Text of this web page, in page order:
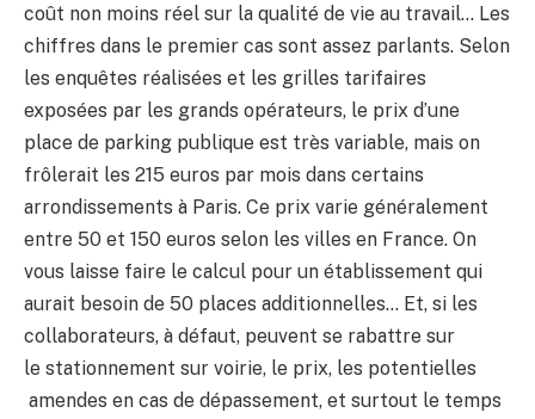
coût non moins réel sur la qualité de vie au travail… Les
chiffres dans le premier cas sont assez parlants. Selon
les enquêtes réalisées et les grilles tarifaires
exposées par les grands opérateurs, le prix d’une
place de parking publique est très variable, mais on
frôlerait les 215 euros par mois dans certains
arrondissements à Paris. Ce prix varie généralement
entre 50 et 150 euros selon les villes en France. On
vous laisse faire le calcul pour un établissement qui
aurait besoin de 50 places additionnelles… Et, si les
collaborateurs, à défaut, peuvent se rabattre sur
le stationnement sur voirie, le prix, les potentielles
amendes en cas de dépassement, et surtout le temps